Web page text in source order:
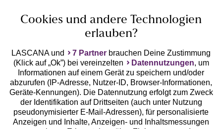
Geprüfte Sicherheit
Cookies und andere Technologien
erlauben?
LASCANA und 7 Partner brauchen Deine Zustimmung
(Klick auf „Ok”) bei vereinzelten
Datennutzungen, um
Informationen auf einem Gerät zu speichern und/oder
abzurufen (IP-Adresse, Nutzer-ID, Browser-Informationen,
Geräte-Kennungen). Die Datennutzung erfolgt zum Zweck
der Identifikation auf Drittseiten (auch unter Nutzung
pseudonymisierter E-Mail-Adressen), für personalisierte
Anzeigen und Inhalte, Anzeigen- und Inhaltsmessungen